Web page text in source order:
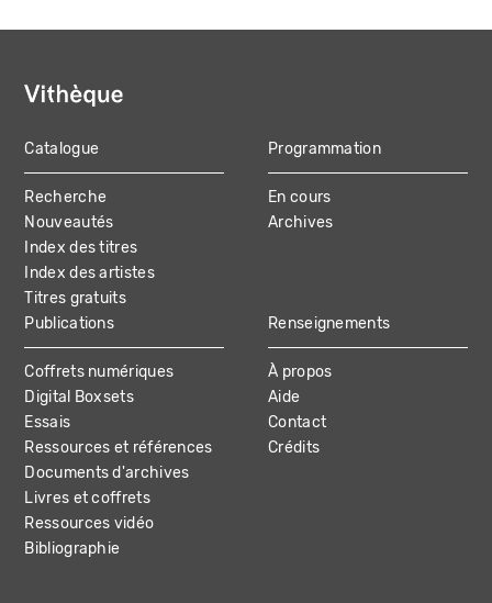
MAIN
NAVIGATION
Catalogue
Recherche
Nouveautés
Index des titres
Index des artistes
Titres gratuits
Programmation
En cours
Archives
Publications
Coffrets numériques
Digital Boxsets
Essais
Ressources et références
Documents d'archives
Livres et coffrets
Ressources vidéo
Bibliographie
Renseignements
À propos
Aide
Contact
Crédits